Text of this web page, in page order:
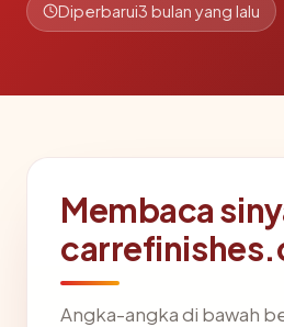
Diperbarui3 bulan yang lalu
Membaca
Angka-angka di bawah